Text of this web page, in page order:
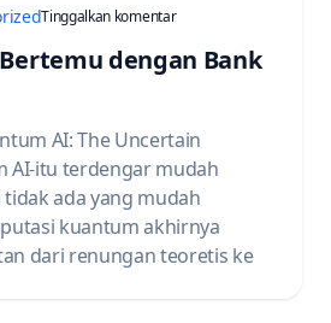
Tinggalkan komentarpada Quantum AI
dengan Bank
AI: The Uncertain
AI-itu terdengar mudah
ada yang mudah
kuantum akhirnya
dari renungan teoretis ke